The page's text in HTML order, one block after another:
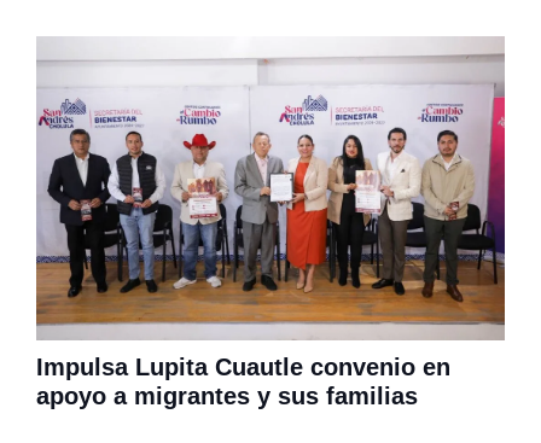
Impulsa Lupita Cuautle convenio en
apoyo a migrantes y sus familias